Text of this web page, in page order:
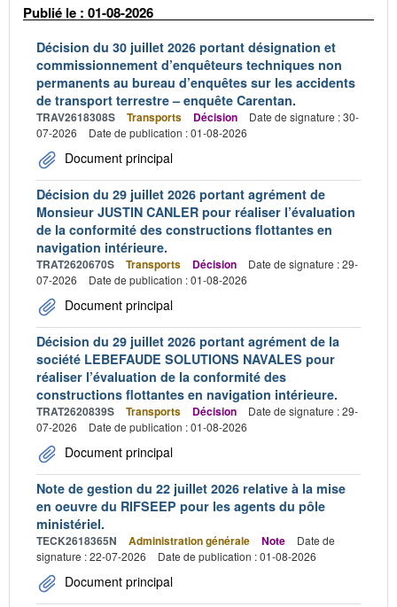
Publié le : 01-08-2026
Décision du 30 juillet 2026 portant désignation et
commissionnement d’enquêteurs techniques non
permanents au bureau d’enquêtes sur les accidents
de transport terrestre – enquête Carentan.
TRAV2618308S Transports Décision
Date de signature : 30-
07-2026
Date de publication : 01-08-2026
Document principal
Décision du 29 juillet 2026 portant agrément de
Monsieur JUSTIN CANLER pour réaliser l’évaluation
de la conformité des constructions flottantes en
navigation intérieure.
TRAT2620670S Transports Décision
Date de signature : 29-
07-2026
Date de publication : 01-08-2026
Document principal
Décision du 29 juillet 2026 portant agrément de la
société LEBEFAUDE SOLUTIONS NAVALES pour
réaliser l’évaluation de la conformité des
constructions flottantes en navigation intérieure.
TRAT2620839S Transports Décision
Date de signature : 29-
07-2026
Date de publication : 01-08-2026
Document principal
Note de gestion du 22 juillet 2026 relative à la mise
en oeuvre du RIFSEEP pour les agents du pôle
ministériel.
TECK2618365N Administration générale Note
Date de
signature : 22-07-2026
Date de publication : 01-08-2026
Document principal